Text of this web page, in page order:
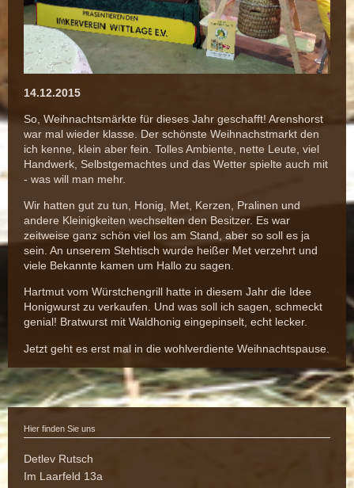
14.12.2015
So, Weihnachtsmärkte für dieses Jahr geschafft! Arenshorst
war mal wieder klasse. Der schönste Weihnachstmarkt den
ich kenne, klein aber fein. Tolles Ambiente, nette Leute, viel
Handwerk, Selbstgemachtes und das Wetter spielte auch mit
- was will man mehr.
Wir hatten gut zu tun, Honig, Met, Kerzen, Pralinen und
andere Kleinigkeiten wechselten den Besitzer. Es war
zeitweise ganz schön viel los am Stand, aber so soll es ja
sein. An unserem Stehtisch wurde heißer Met verzehrt und
viele Bekannte kamen um Hallo zu sagen.
Hartmut vom Würstchengrill hatte in diesem Jahr die Idee
Honigwurst zu verkaufen. Und was soll ich sagen, schmeckt
genial! Bratwurst mit Waldhonig eingepinselt, echt lecker.
Jetzt geht es erst mal in die wohlverdiente Weihnachtspause.
Hier finden Sie uns
Detlev Rutsch
Im Laarfeld 13a